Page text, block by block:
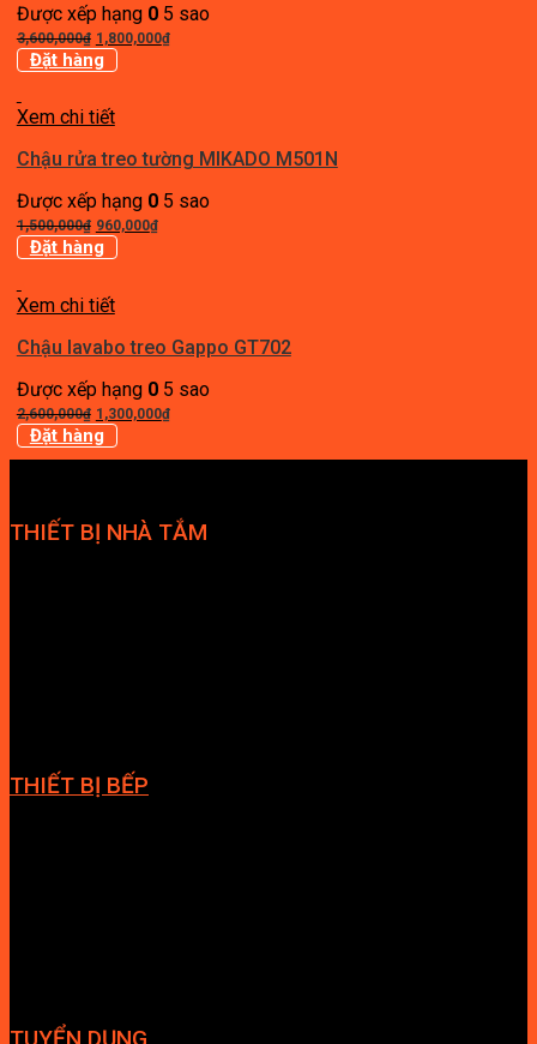
Được xếp hạng 05 sao
3,600,000₫ Giá
gốc
3,600,000₫.
1,800,000₫Giá
Đặt hàng
Xem chi tiết
Chậu rửa treo tường MIKADO M501N
Được xếp hạng 05 sao
1,500,000₫ Giá
gốc
1,500,000₫.
960,000₫Giá
Đặt hàng
Xem chi tiết
Chậu lavabo treo Gappo GT702
Được xếp hạng 05 sao
2,600,000₫ Giá
gốc
là:
1,300,000₫Giá
tại
Đặt hàng
THIẾT BỊ NHÀ TẮM
THIẾT BỊ BẾP
TUYỂN DỤNG